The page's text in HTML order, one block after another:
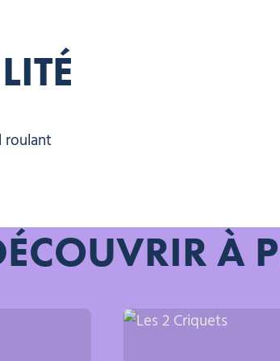
roulant
À
Les 2 Criquets, © Les 2 Criquets